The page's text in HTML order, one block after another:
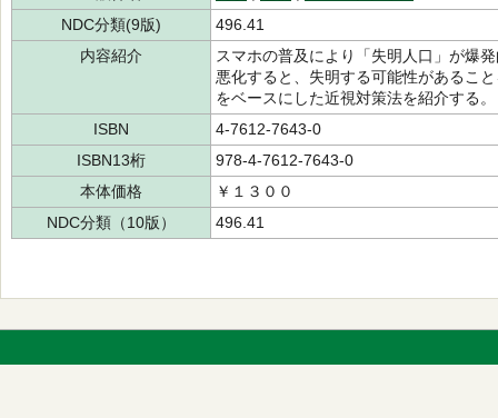
NDC分類(9版)
496.41
内容紹介
スマホの普及により「失明人口」が爆
悪化すると、失明する可能性があるこ
をベースにした近視対策法を紹介する。
ISBN
4-7612-7643-0
ISBN13桁
978-4-7612-7643-0
本体価格
￥１３００
NDC分類（10版）
496.41